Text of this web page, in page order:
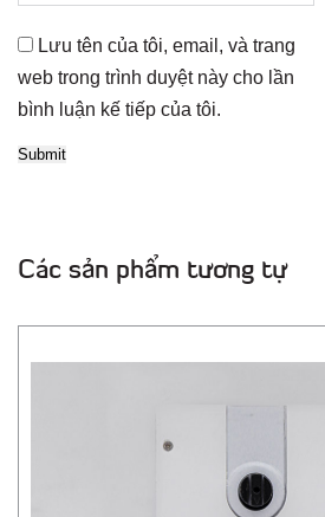
Lưu tên của tôi, email, và trang
web trong trình duyệt này cho lần
bình luận kế tiếp của tôi.
Các sản phẩm tương tự